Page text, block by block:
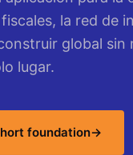
la red de
global sin
lugar.
foundation→